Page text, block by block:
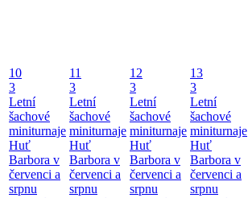
10
3
Letní
šachové
miniturnaje
Huť
Barbora v
červenci a
srpnu
11
3
Letní
šachové
miniturnaje
Huť
Barbora v
červenci a
srpnu
12
3
Letní
šachové
miniturnaje
Huť
Barbora v
červenci a
srpnu
13
3
Letní
šachové
miniturnaje
Huť
Barbora v
červenci a
srpnu